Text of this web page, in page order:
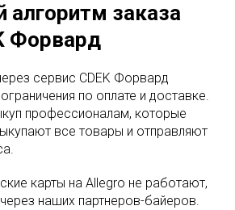
заказа
Форвард
сервис CDEK Форвард
по оплате и доставке.
профессионалам, которые
все товары и отправляют
карты на Allegro не работают,
наших партнеров-байеров.